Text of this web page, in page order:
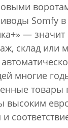
Somfy
— значит
склад или
многие
товары
высоким
и